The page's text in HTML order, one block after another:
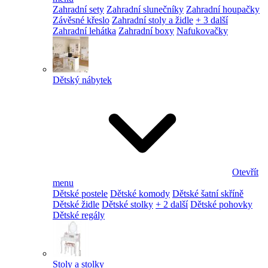
Zahradní sety Zahradní slunečníky Zahradní houpačky
Závěsné křeslo Zahradní stoly a židle + 3 další
Zahradní lehátka Zahradní boxy Nafukovačky
Dětský nábytek
Otevřít
menu
Dětské postele Dětské komody Dětské šatní skříně
Dětské židle Dětské stolky + 2 další Dětské pohovky
Dětské regály
Stoly a stolky